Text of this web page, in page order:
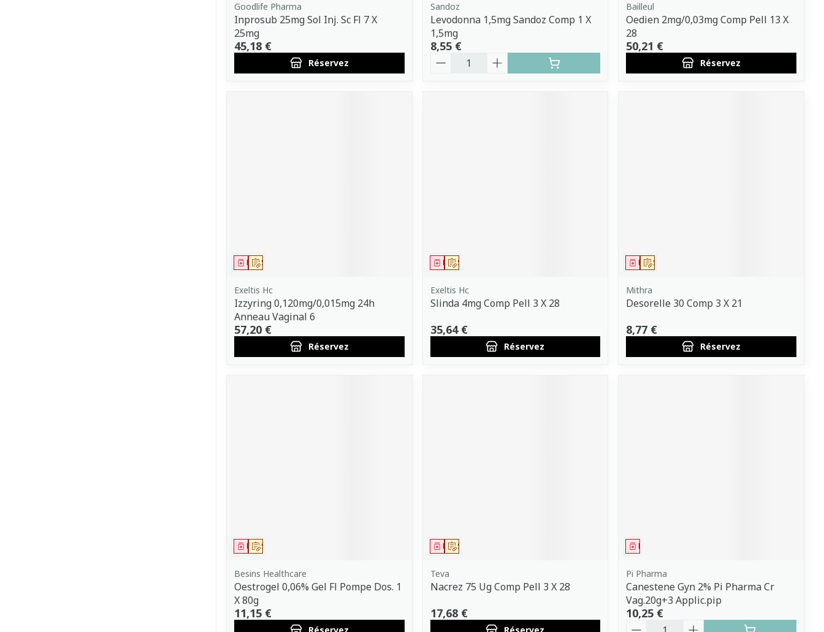
Goodlife Pharma
Inprosub 25mg Sol Inj. Sc Fl 7 X
25mg
45,18 €
Réservez
Sandoz
Levodonna 1,5mg Sandoz Comp 1 X
1,5mg
8,55 €
Quantité
Bailleul
Oedien 2mg/0,03mg Comp Pell 13 X
28
50,21 €
Réservez
Sur prescription
Médicament
Exeltis Hc
Izzyring 0,120mg/0,015mg 24h
Anneau Vaginal 6
57,20 €
Réservez
Sur prescription
Médicament
Exeltis Hc
Slinda 4mg Comp Pell 3 X 28
35,64 €
Réservez
Sur prescription
Médicament
Mithra
Desorelle 30 Comp 3 X 21
8,77 €
Réservez
Sur prescription
Médicament
Besins Healthcare
Oestrogel 0,06% Gel Fl Pompe Dos. 1
X 80g
11,15 €
Réservez
Sur prescription
Médicament
Teva
Nacrez 75 Ug Comp Pell 3 X 28
17,68 €
Réservez
Médicament
Pi Pharma
Canestene Gyn 2% Pi Pharma Cr
Vag.20g+3 Applic.pip
10,25 €
Quantité